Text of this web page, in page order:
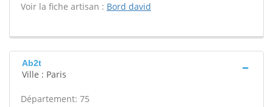
Voir la fiche artisan : Bord david
Ab2t
Ville : Paris
Département: 75